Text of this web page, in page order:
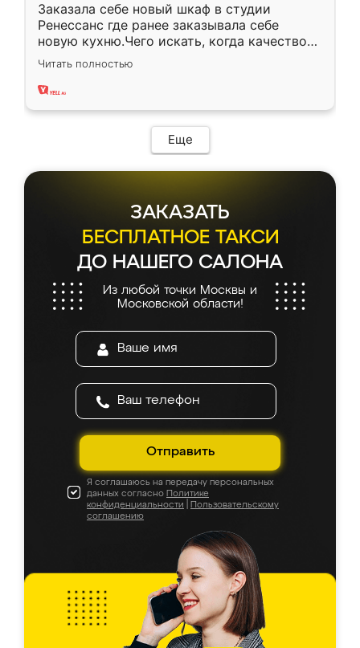
Заказала себе новый шкаф в студии
Ренессанс где ранее заказывала себе
новую кухню.Чего искать, когда качеством
вполне довольна. Служит кухня уже почти
два года, нареканий нет.
Читать полностью
Еще
ЗАКАЗАТЬ
БЕСПЛАТНОЕ ТАКСИ
ДО НАШЕГО САЛОНА
Из любой точки Москвы и
Московской области!
Отправить
Я соглашаюсь на передачу персональных
данных согласно Политике
конфиденциальности
Пользовательскому
соглашению